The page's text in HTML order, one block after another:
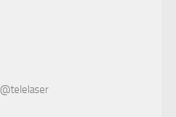
@telelaser